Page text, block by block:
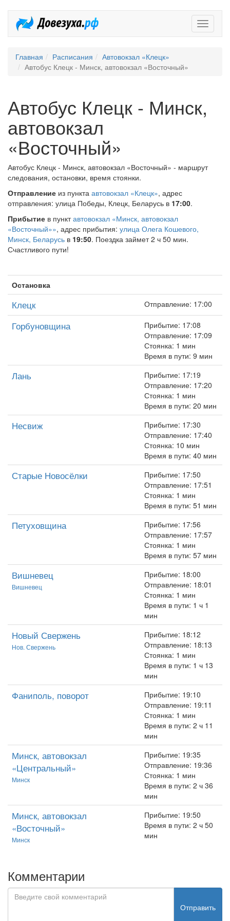
Главная Расписания
Автовокзал «Клецк»
Автобус Клецк - Минск, автовокзал «Восточный»
Автобус Клецк - Минск,
автовокзал
«Восточный»
Автобус Клецк - Минск, автовокзал «Восточный» - маршрут
следования, остановки, время стоянки.
Отправление из пункта автовокзал «Клецк», адрес
отправления: улица Победы, Клецк, Беларусь в 17:00.
Прибытие в пунктавтовокзал «Минск, автовокзал
«Восточный»», адрес прибытия: улица Олега Кошевого,
Минск, Беларусь в 19:50. Поездка займет 2 ч 50 мин.
Счастливого пути!
Остановка
Клецк Отправление: 17:00
Горбуновщина
Прибытие: 17:08
Отправление: 17:09
Стоянка: 1 мин
Время в пути: 9 мин
Лань
Прибытие: 17:19
Отправление: 17:20
Стоянка: 1 мин
Время в пути: 20 мин
Несвиж
Прибытие: 17:30
Отправление: 17:40
Стоянка: 10 мин
Время в пути: 40 мин
Старые Новосёлки
Прибытие: 17:50
Отправление: 17:51
Стоянка: 1 мин
Время в пути: 51 мин
Петуховщина
Прибытие: 17:56
Отправление: 17:57
Стоянка: 1 мин
Время в пути: 57 мин
Вишневец
Вишневец
Прибытие: 18:00
Отправление: 18:01
Стоянка: 1 мин
Время в пути: 1 ч 1
мин
Новый Свержень
Нов. Свержень
Прибытие: 18:12
Отправление: 18:13
Стоянка: 1 мин
Время в пути: 1 ч 13
мин
Фаниполь, поворот
Прибытие: 19:10
Отправление: 19:11
Стоянка: 1 мин
Время в пути: 2 ч 11
мин
Минск, автовокзал
«Центральный»
Минск
Прибытие: 19:35
Отправление: 19:36
Стоянка: 1 мин
Время в пути: 2 ч 36
мин
Минск, автовокзал
«Восточный»
Минск
Прибытие: 19:50
Время в пути: 2 ч 50
мин
Комментарии
Отправить